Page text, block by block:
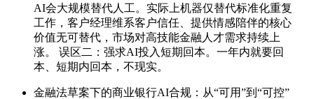
AI会大规模替代人工。实际上机器仅替代标准化重复
工作，客户经理维系客户信任、提供情感陪伴的核心
价值无可替代，市场对高技能金融人才需求持续上
涨。 误区二：强求AI投入短期回本。一年内就要回
本、短期内回本，不现实。
金融法草案下的商业银行AI合规：从“可用”到“可控”